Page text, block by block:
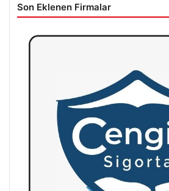
Son Eklenen Firmalar